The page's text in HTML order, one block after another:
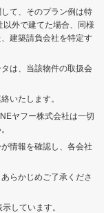
て、そのプラン例は特
外で建てた場合、同様
建築請負会社を特定す
は、当該物件の取扱会
いたします。
ヤフー株式会社は一切
情報を確認し、各会社
らかじめご了承くださ
しています。